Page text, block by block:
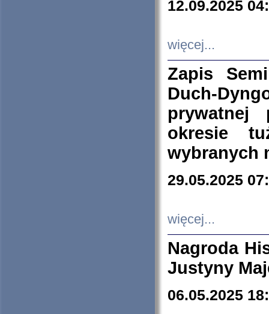
12.09.2025
więcej...
Zapis
Duch-
prywatnej
okresie
wybranych
29.05.2025
więcej...
Nagroda
Justyny
06.05.2025